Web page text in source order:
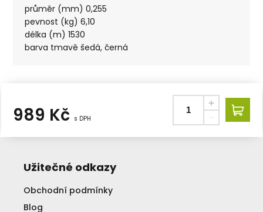
průměr (mm) 0,255
pevnost (kg) 6,10
délka (m) 1530
barva tmavě šedá, černá
989 Kč s DPH
Užitečné odkazy
Obchodní podmínky
Blog